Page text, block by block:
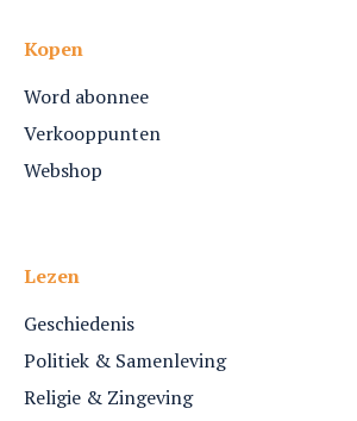
Kopen
Word abonnee
Verkooppunten
Webshop
Lezen
Geschiedenis
Politiek & Samenleving
Religie & Zingeving